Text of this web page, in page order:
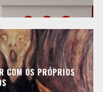
COM OS PRÓPRIOS